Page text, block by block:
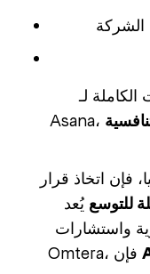
الشركة
الكاملة لـ
فإن اتخاذ قرار
للتوسع يُعد
واستشارات